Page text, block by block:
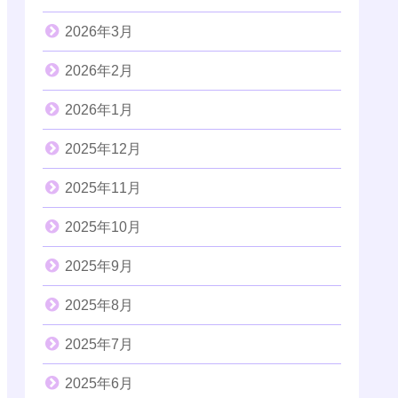
2026年3月
2026年2月
2026年1月
2025年12月
2025年11月
2025年10月
2025年9月
2025年8月
2025年7月
2025年6月